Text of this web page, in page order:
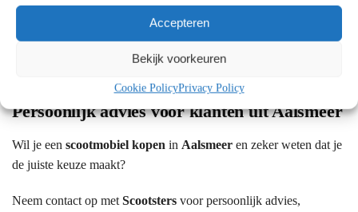
Accepteren
Bekijk voorkeuren
Cookie PolicyPrivacy Policy
✔ Persoonlijk en eerlijk advies
✔ Showrooms met uitgebreide proefritmogelijkheden
✔ Betrouwbare service en uitstekende ondersteuning
Persoonlijk advies voor klanten uit Aalsmeer
Wil je een scootmobiel kopen in Aalsmeer en zeker weten dat je
de juiste keuze maakt?
Neem contact op met Scootsters voor persoonlijk advies,